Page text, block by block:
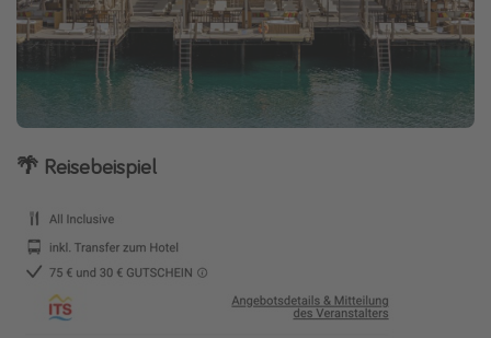
🌴 Reisebeispiel